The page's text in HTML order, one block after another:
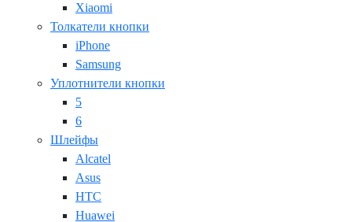
Xiaomi
Толкатели кнопки
iPhone
Samsung
Уплотнители кнопки
5
6
Шлейфы
Alcatel
Asus
HTC
Huawei